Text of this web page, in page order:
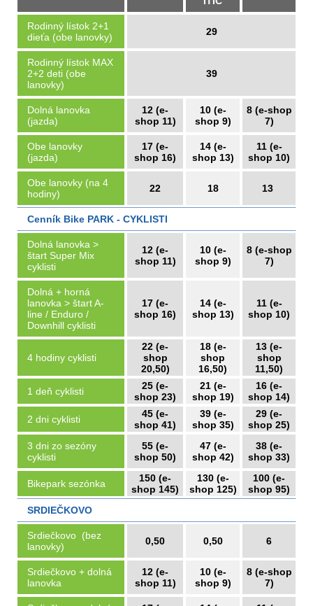
Rodinný lístok 2+1
dieťa (obe lanovky)
29
Rodinný lístok MAX
2+2 deti (obe
lanovky)
39
Dolná lanovka
(jazda)
12 (e-
shop 11)
10 (e-
shop 9)
8 (e-shop
7)
Obe lanovky
(jazda)
17 (e-
shop 16)
14 (e-
shop 13)
11 (e-
shop 10)
Obe lanovky (na 4
hodiny)
22 18 13
Cenník Bike PARK - CYKLISTI
Dolná lanovka >
štart Super Mix
cyklisti
12 (e-
shop 11)
10 (e-
shop 9)
8 (e-shop
7)
Dolná + horná
lanovka > štart A-
line / Enduro /
Downhill cyklisti
17 (e-
shop 16)
14 (e-
shop 13)
11 (e-
shop 10)
4 hodiny cyklisti
22 (e-
shop
20,50)
18 (e-
shop
16,50)
13 (e-
shop
11,50)
1 deň cyklisti
25 (e-
shop 23)
21 (e-
shop 19)
16 (e-
shop 14)
2 dni cyklisti
45 (e-
shop 41)
39 (e-
shop 35)
29 (e-
shop 25)
3 dni zo sezóny
cyklisti
55 (e-
shop 50)
47 (e-
shop 42)
38 (e-
shop 33)
Bikepark sezónka
150 (e-
shop 145)
130 (e-
shop 125)
100 (e-
shop 95)
SRDIEČKOVO
Srdiečkovo (bez
lanovky)
0,50 0,50 6
Srdiečkovo + dolná
lanovka
12 (e-
shop 11)
10 (e-
shop 9)
8 (e-shop
7)